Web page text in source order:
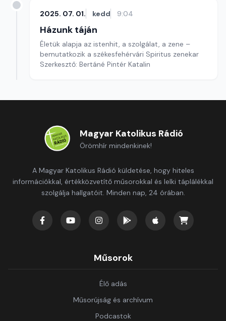
2025. 07. 01. kedd 9:04
Házunk táján
Életük alapja az istenhit, a szolgálat, a zene –
bemutatkozik a székesfehérvári Spiritus zenekar
Szerkesztő: Bertáné Pintér Katalin
Magyar Katolikus Rádió
Örömhír mindenkinek!
A Magyar Katolikus Rádió küldetése, hogy hiteles
információkkal, értékközvetítő műsorokkal és lelki táplálékkal
szolgálja hallgatóit. Minden nap, 24 órában.
Műsorok
Élő adás
Műsorújság és archívum
Podcastok